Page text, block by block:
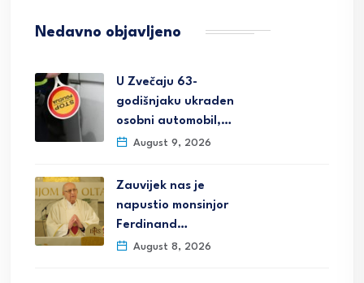
Nedavno objavljeno
U Zvečaju 63-
godišnjaku ukraden
osobni automobil,…
August 9, 2026
Zauvijek nas je
napustio monsinjor
Ferdinand…
August 8, 2026